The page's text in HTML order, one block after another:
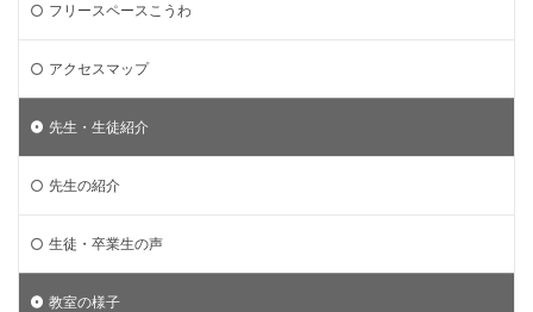
フリースペースこうわ
アクセスマップ
先生・生徒紹介
先生の紹介
生徒・卒業生の声
教室の様子